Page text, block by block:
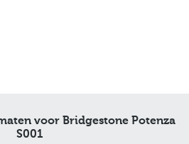
voor Bridgestone Potenza
S001